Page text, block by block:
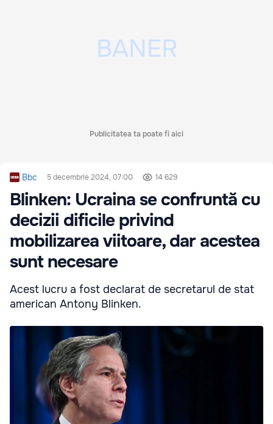
Publicitatea ta poate fi aici
Bbc 5 decembrie 2024, 07:00 14 629
Blinken: Ucraina se confruntă cu
decizii dificile privind
mobilizarea viitoare, dar acestea
sunt necesare
Acest lucru a fost declarat de secretarul de stat
american Antony Blinken.